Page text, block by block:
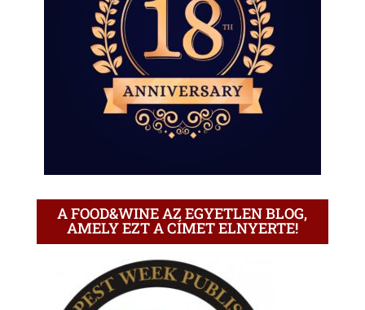
A FOOD&WINE AZ EGYETLEN BLOG,
AMELY EZT A CÍMET ELNYERTE!